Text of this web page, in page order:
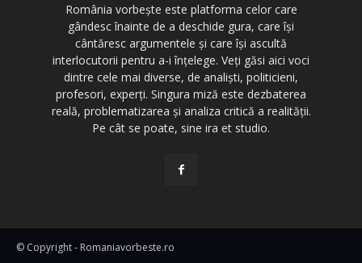
România vorbește este platforma celor care
gândesc înainte de a deschide gura, care își
cântăresc argumentele și care își ascultă
interlocutorii pentru a-i înțelege. Veți găsi aici voci
dintre cele mai diverse, de analiști, politicieni,
profesori, experți. Singura miză este dezbaterea
reală, problematizarea și analiza critică a realității.
Pe cât se poate, sine ira et studio.
© Copyright - Romaniavorbeste.ro